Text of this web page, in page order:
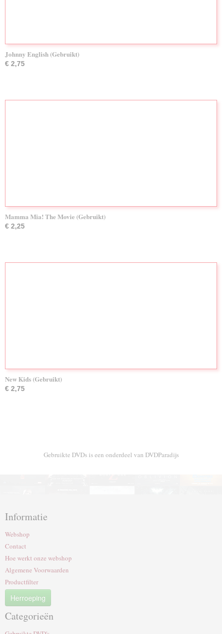
Johnny English (Gebruikt)
€ 2,75
Mamma Mia! The Movie (Gebruikt)
€ 2,25
New Kids (Gebruikt)
€ 2,75
Gebruikte DVDs is een onderdeel van DVDParadijs
Informatie
Webshop
Contact
Hoe werkt onze webshop
Algemene Voorwaarden
Productfilter
Herroeping
Categorieën